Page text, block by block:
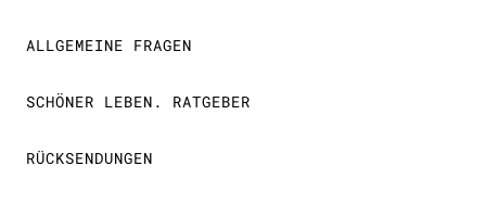
ALLGEMEINE FRAGEN
SCHÖNER LEBEN. RATGEBER
RÜCKSENDUNGEN